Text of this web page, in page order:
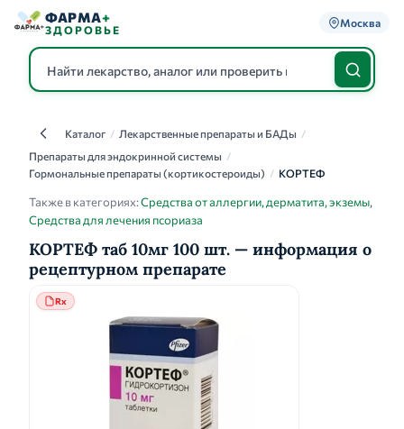
ФАРМА+
ЗДОРОВЬЕ
Москва
КаталогКаталог / Лекарственные препараты и БАДы /
Препараты для эндокринной системы /
Гормональные препараты (кортикостероиды) / КОРТЕФ
Также в категориях:Средства от аллергии, дерматита, экземы,
Средства для лечения псориаза
КОРТЕФ таб 10мг 100 шт. — информация о
рецептурном препарате
Rx